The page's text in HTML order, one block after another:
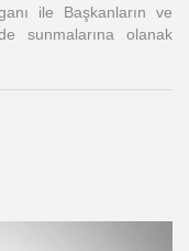
ile Başkanların ve
sunmalarına olanak